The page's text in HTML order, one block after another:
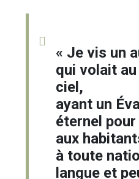
« Je vis un
qui volait
ciel,
ayant un
éternel pour
aux
à toute
langue et